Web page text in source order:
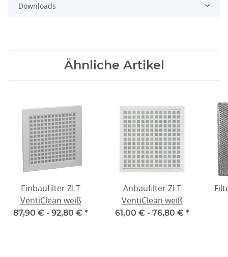
Downloads
Ähnliche Artikel
Einbaufilter ZLT
VentiClean weiß
87,90 € - 92,80 € *
Anbaufilter ZLT
VentiClean weiß
61,00 € - 76,80 € *